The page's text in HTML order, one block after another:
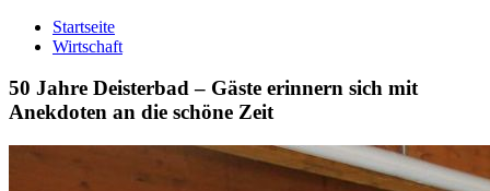
Startseite
Wirtschaft
50 Jahre Deisterbad – Gäste erinnern sich mit
Anekdoten an die schöne Zeit